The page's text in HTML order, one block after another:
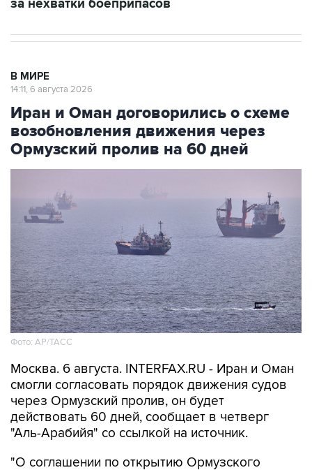
Иран и Оман договорились о схеме
возобновления движения через
Ормузский пролив на 60 дней
Фото: AP/ТАСС
Москва. 6 августа. INTERFAX.RU - Иран и Оман
через Ормузский пролив, он будет
действовать 60 дней, сообщает в четверг
"Аль-Арабийя" со ссылкой на источник.
"О соглашении по открытию Ормузского
последующих дней, сказал источник, добавив,